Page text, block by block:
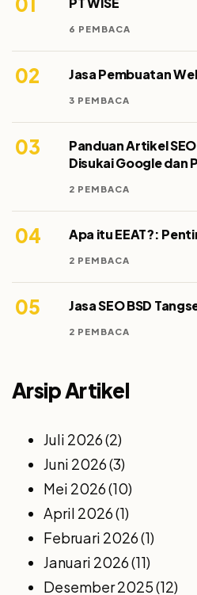
6 PEMBACA
02 Jasa Pembuatan
3 PEMBACA
03
Panduan Artikel
Disukai Google dan
2 PEMBACA
04 Apa itu EEAT?:
2 PEMBACA
05 Jasa SEO BSD
2 PEMBACA
Arsip Artikel
Juli 2026(2)
Juni 2026(3)
Mei 2026(10)
April 2026(1)
Februari 2026(1)
Januari 2026(11)
Desember 2025(12)